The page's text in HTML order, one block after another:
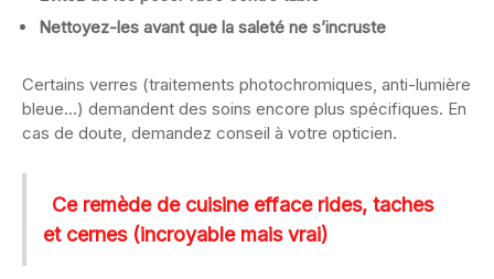
Nettoyez-les avant que la saleté ne s’incruste
Certains verres (traitements photochromiques, anti-lumière
bleue…) demandent des soins encore plus spécifiques. En
cas de doute, demandez conseil à votre opticien.
Ce remède de cuisine efface rides, taches
et cernes (incroyable mais vrai)